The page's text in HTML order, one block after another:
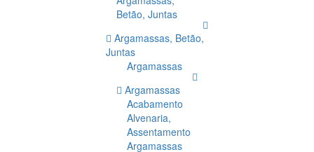
Betão, Juntas
Argamassas, Betão,
Juntas
Argamassas
Argamassas
Acabamento
Alvenaria,
Assentamento
Argamassas